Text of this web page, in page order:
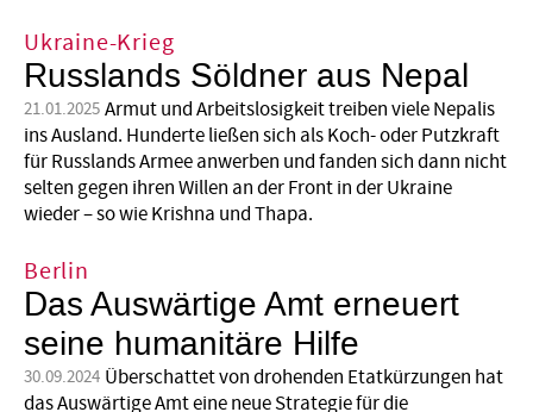
Ukraine-Krieg
Russlands Söldner aus Nepal
21.01.2025 Armut und Arbeitslosigkeit treiben viele Nepalis
ins Ausland. Hunderte ließen sich als Koch- oder Putzkraft
für Russlands Armee anwerben und fanden sich dann nicht
selten gegen ihren Willen an der Front in der Ukraine
wieder – so wie Krishna und Thapa.
Berlin
Das Auswärtige Amt erneuert
seine humanitäre Hilfe
30.09.2024 Überschattet von drohenden Etatkürzungen hat
das Auswärtige Amt eine neue Strategie für die